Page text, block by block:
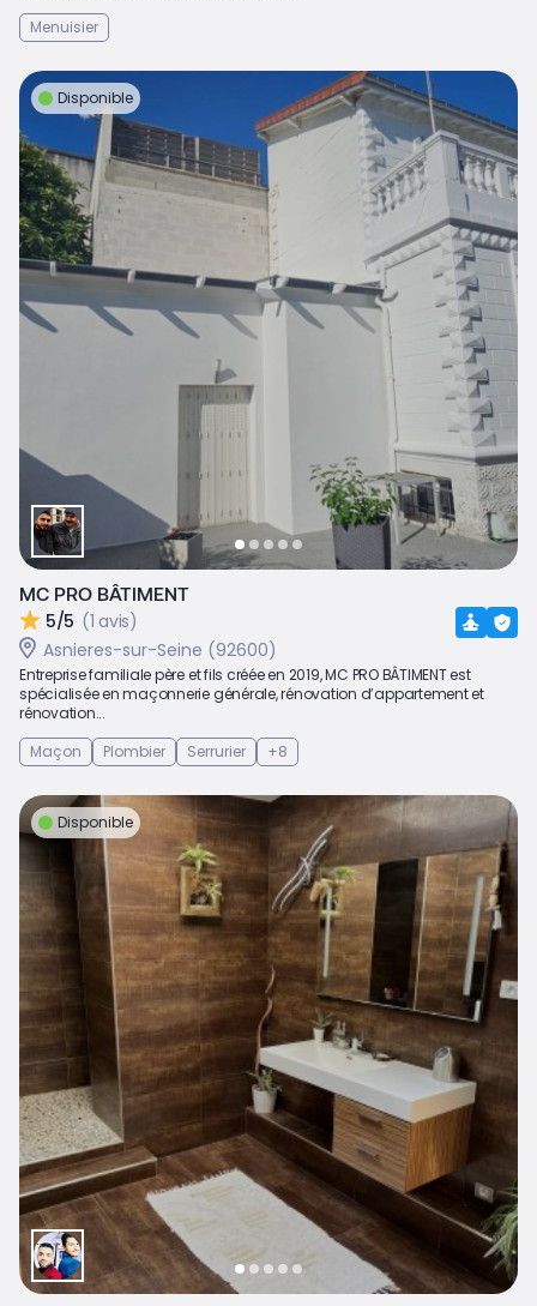
Menuisier
Disponible
MC PRO BÂTIMENT
5/5 (1 avis)
Asnieres-sur-Seine (92600)
Entreprise familiale père et fils créée en 2019, MC PRO BÂTIMENT est
spécialisée en maçonnerie générale, rénovation d’appartement et
rénovation...
Maçon
Plombier Serrurier +8
Disponible